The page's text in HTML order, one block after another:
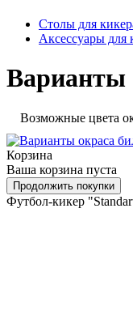
Столы для
Аксессуары для
Варианты
Возможные цвета
Корзина
Ваша корзина пуста
Футбол-кикер